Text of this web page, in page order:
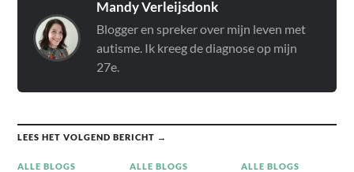
Mandy Verleijsdonk
Blogger en spreker over mijn leven met
autisme. Ik kreeg de diagnose op mijn
27e.
LEES HET VOLGEND BERICHT →
ALLE BLOGS ALLE BLOGS ALLE BLOGS